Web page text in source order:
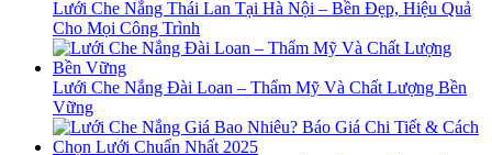
Lưới Che Nắng Thái Lan Tại Hà Nội – Bền Đẹp, Hiệu Quả
Cho Mọi Công Trình
Lưới Che Nắng Đài Loan – Thẩm Mỹ Và Chất Lượng Bền
Vững